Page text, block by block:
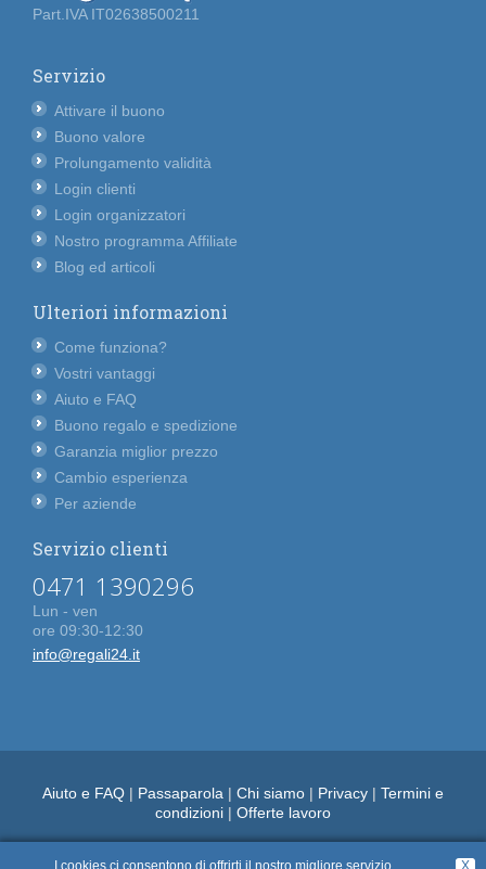
Part.IVA IT02638500211
Servizio
Attivare il buono
Buono valore
Prolungamento validità
Login clienti
Login organizzatori
Nostro programma Affiliate
Blog ed articoli
Ulteriori informazioni
Come funziona?
Vostri vantaggi
Aiuto e FAQ
Buono regalo e spedizione
Garanzia miglior prezzo
Cambio esperienza
Per aziende
Servizio clienti
0471 1390296
Lun - ven
ore 09:30-12:30
info@regali24.it
Aiuto e FAQ | Passaparola | Chi siamo | Privacy | Termini e
condizioni | Offerte lavoro
X
I cookies ci consentono di offrirti il nostro migliore servizio.